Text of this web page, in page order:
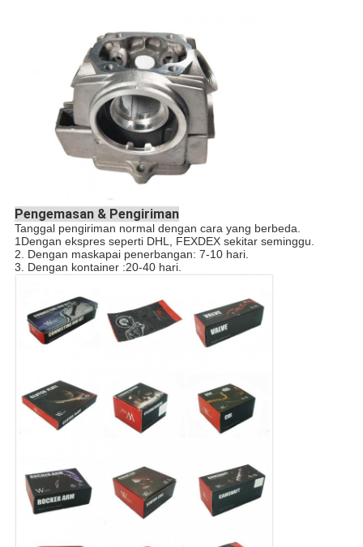
Pengemasan & Pengiriman
Tanggal pengiriman normal dengan cara yang berbeda.
1Dengan ekspres seperti DHL, FEXDEX sekitar seminggu.
2. Dengan maskapai penerbangan: 7-10 hari.
3. Dengan kontainer :20-40 hari.